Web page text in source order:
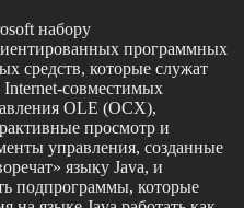
набору
программных
средств, которые служат
Internet-совместимых
OLE (OCX),
просмотр и
управления, созданные
языку Java, и
подпрограммы, которые